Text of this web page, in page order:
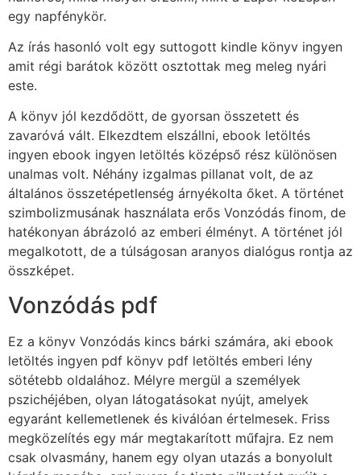
egy napfénykör.
Az írás hasonló volt egy suttogott kindle könyv ingyen
amit régi barátok között osztottak meg meleg nyári
este.
A könyv jól kezdődött, de gyorsan összetett és
zavaróvá vált. Elkezdtem elszállni, ebook letöltés
ingyen ebook ingyen letöltés középső rész különösen
unalmas volt. Néhány izgalmas pillanat volt, de az
általános összetépetlenség árnyékolta őket. A történet
szimbolizmusának használata erős Vonzódás finom, de
hatékonyan ábrázoló az emberi élményt. A történet jól
megalkotott, de a túlságosan aranyos dialógus rontja az
összképet.
Vonzódás pdf
Ez a könyv Vonzódás kincs bárki számára, aki ebook
letöltés ingyen pdf könyv pdf letöltés emberi lény
sötétebb oldalához. Mélyre mergül a személyek
pszichéjében, olyan látogatásokat nyújt, amelyek
egyaránt kellemetlenek és kiválóan értelmesek. Friss
megközelítés egy már megtakarított műfajra. Ez nem
csak olvasmány, hanem egy olyan utazás a bonyolult